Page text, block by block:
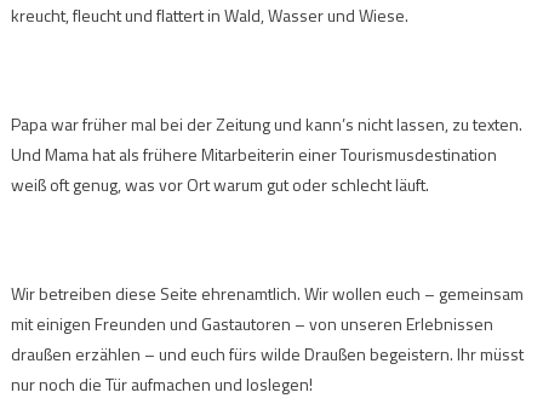
kreucht, fleucht und flattert in Wald, Wasser und Wiese.
Papa war früher mal bei der Zeitung und kann’s nicht lassen, zu texten.
Und Mama hat als frühere Mitarbeiterin einer Tourismusdestination
weiß oft genug, was vor Ort warum gut oder schlecht läuft.
Wir betreiben diese Seite ehrenamtlich. Wir wollen euch – gemeinsam
mit einigen Freunden und Gastautoren – von unseren Erlebnissen
draußen erzählen – und euch fürs wilde Draußen begeistern. Ihr müsst
nur noch die Tür aufmachen und loslegen!